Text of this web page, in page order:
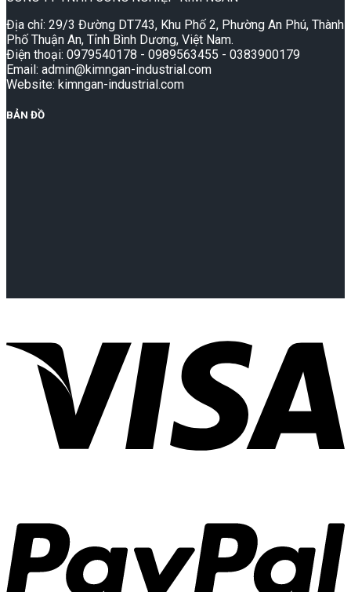
Địa chỉ: 29/3 Đường DT743, Khu Phố 2, Phường An Phú, Thành
Phố Thuận An, Tỉnh Bình Dương, Việt Nam.
Điện thoại: 0979540178 - 0989563455 - 0383900179
Email: admin@kimngan-industrial.com
Website: kimngan-industrial.com
BẢN ĐỒ